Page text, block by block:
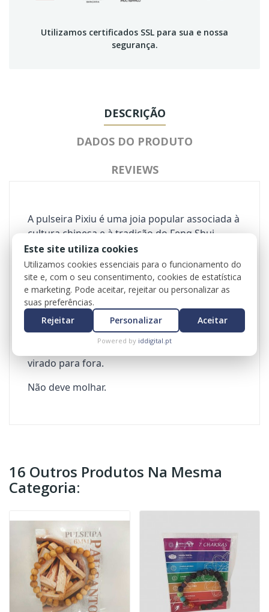
Utilizamos certificados SSL para sua e nossa
segurança.
DESCRIÇÃO
DADOS DO PRODUTO
REVIEWS
A pulseira Pixiu é uma joia popular associada à
cultura chinesa e à tradição do Feng Shui.
O Pixiu é uma criatura mítica chinesa que é
considerada um símbolo de riqueza,
prosperidade e proteção contra energias
negativas.
Pulseira com obsidiana negra.
Deve utilizar na mão dominante e com o pixiu
virado para fora.
Não deve molhar.
16 Outros Produtos Na Mesma
Categoria:
Este site utiliza cookies
Utilizamos cookies essenciais para o funcionamento do
site e, com o seu consentimento, cookies de estatística
e marketing. Pode aceitar, rejeitar ou personalizar as
suas preferências.
Rejeitar
Personalizar Aceitar
Powered by iddigital.pt